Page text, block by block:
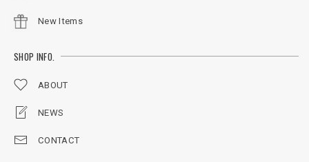
New Items
SHOP INFO.
ABOUT
NEWS
CONTACT